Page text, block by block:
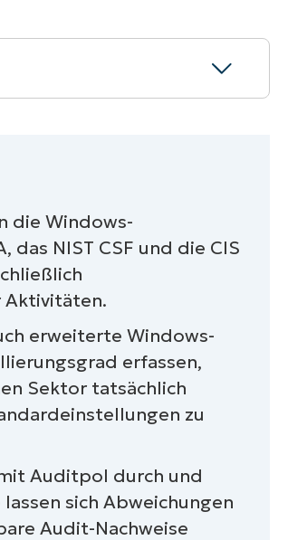
die Windows-
das NIST CSF und die CIS
erweiterte Windows-
erfassen,
Sektor tatsächlich
zu
Auditpol durch und
sich Abweichungen
Audit-Nachweise